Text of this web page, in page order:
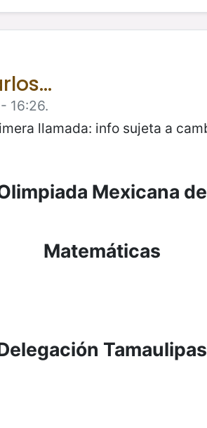
16:26.
info sujeta a cambios
Mexicana de
Matemáticas
Tamaulipas